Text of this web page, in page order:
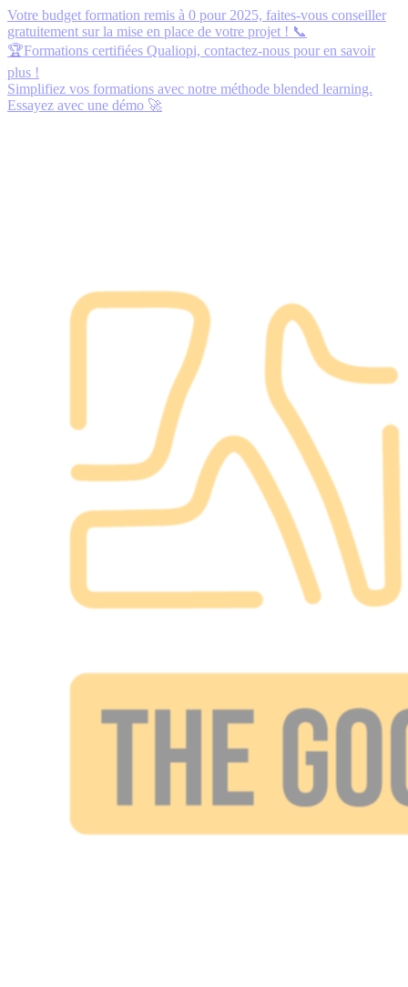
Votre budget formation remis à 0 pour 2025, faites-vous conseiller
gratuitement sur la mise en place de votre projet ! 📞
🏆Formations certifiées Qualiopi, contactez-nous pour en savoir
plus !
Simplifiez vos formations avec notre méthode blended learning.
Essayez avec une démo 🚀